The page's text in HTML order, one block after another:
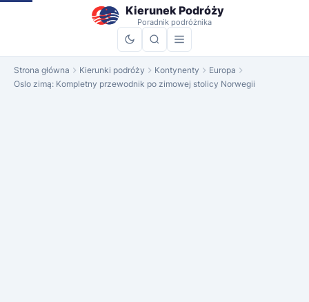
do
Kierunek Podróży
Poradnik podróżnika
Strona główna Kierunki podróży Kontynenty
Europa
Oslo zimą: Kompletny przewodnik po zimowej stolicy Norwegii